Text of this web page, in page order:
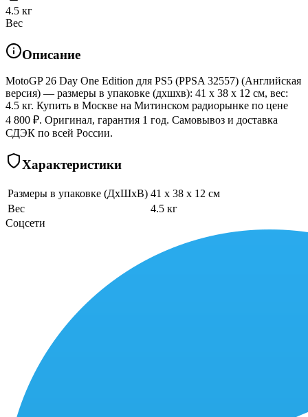
4.5 кг
Вес
Описание
MotoGP 26 Day One Edition для PS5 (PPSA 32557) (Английская
версия) — размеры в упаковке (дхшхв): 41 x 38 x 12 см, вес:
4.5 кг. Купить в Москве на Митинском радиорынке по цене
4 800 ₽. Оригинал, гарантия 1 год. Самовывоз и доставка
СДЭК по всей России.
Характеристики
Размеры в упаковке (ДхШхВ) 41 x 38 x 12 см
Вес
4.5 кг
Соцсети